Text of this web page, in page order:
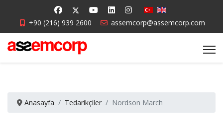
+90 (216) 939 2600 assemcorp@assemcorp.com
Anasayfa Tedarikçiler Nordson March